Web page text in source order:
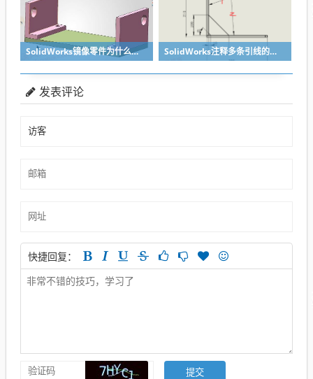
SolidWorks镜像零件为什么不对称？镜像命令使用详解 SolidWorks注释多条引线的方法步骤
发表评论
快捷回复：